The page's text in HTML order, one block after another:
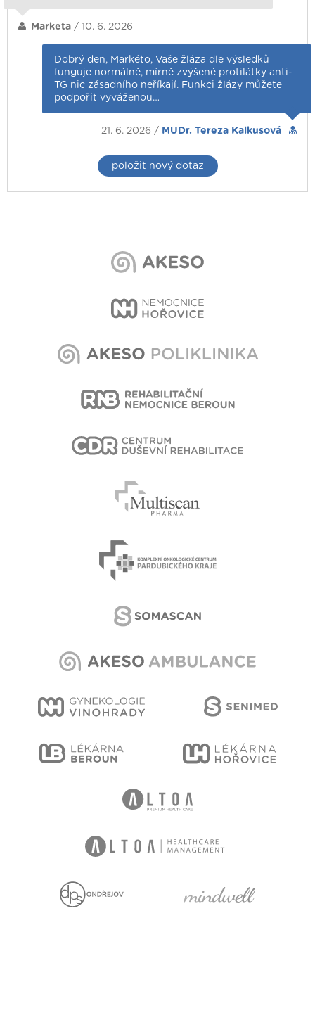
Marketa / 10. 6. 2026
Dobrý den, Markéto, Vaše žláza dle výsledků
funguje normálně, mírně zvýšené protilátky anti-
TG nic zásadního neříkají. Funkci žlázy můžete
podpořit vyváženou…
21. 6. 2026 / MUDr. Tereza Kalkusová
položit nový dotaz